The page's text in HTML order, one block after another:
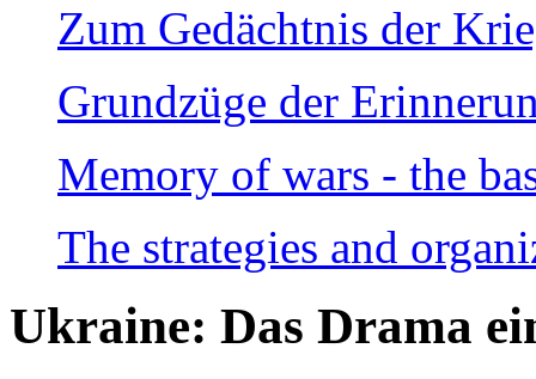
Zum Gedächtnis der
Grundzüge der
Memory of wars - the
The strategies and
Ukraine: Das Drama